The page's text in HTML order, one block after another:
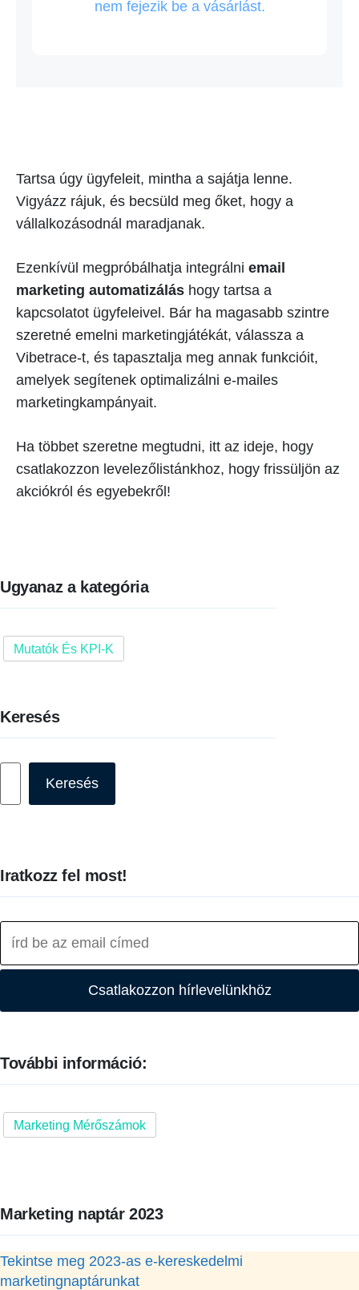
nem fejezik be a vásárlást.
Tartsa úgy ügyfeleit, mintha a sajátja lenne.
Vigyázz rájuk, és becsüld meg őket, hogy a
vállalkozásodnál maradjanak.
Ezenkívül megpróbálhatja integrálni email
marketing automatizálás hogy tartsa a
kapcsolatot ügyfeleivel. Bár ha magasabb szintre
szeretné emelni marketingjátékát, válassza a
Vibetrace-t, és tapasztalja meg annak funkcióit,
amelyek segítenek optimalizálni e-mailes
marketingkampányait.
Ha többet szeretne megtudni, itt az ideje, hogy
csatlakozzon levelezőlistánkhoz, hogy frissüljön az
akciókról és egyebekről!
Ugyanaz a kategória
Mutatók És KPI-K
Keresés
Keresés
Iratkozz fel most!
Csatlakozzon hírlevelünkhöz
További információ:
Marketing Mérőszámok
Marketing naptár 2023
Tekintse meg 2023-as e-kereskedelmi
marketingnaptárunkat